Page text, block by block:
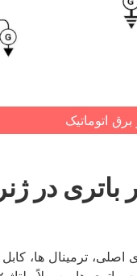
برق اتوماتیک
باتری در
اصلی، ترمینال‌ ها،